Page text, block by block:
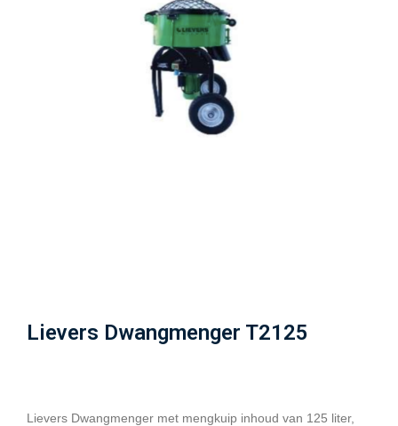
Lievers Dwangmenger T2125
Lievers Dwangmenger met mengkuip inhoud van 125 liter,